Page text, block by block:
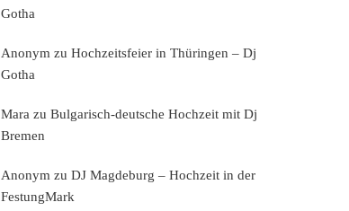
Gotha
Anonym zu Hochzeitsfeier in Thüringen – Dj
Gotha
Mara zu Bulgarisch-deutsche Hochzeit mit Dj
Bremen
Anonym zu DJ Magdeburg – Hochzeit in der
FestungMark